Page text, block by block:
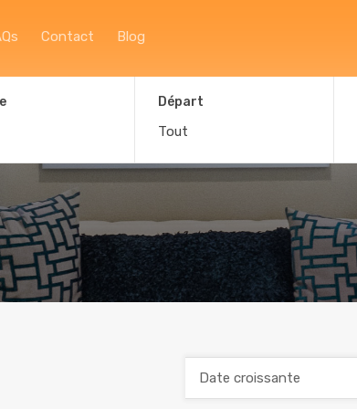
Accueil
Contact Blog
Départ
Date croissante